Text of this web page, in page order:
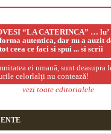
“LA CATERINCA” …
autentica, dar nu a auzit
ceea ce faci si spui ... si scrii
ei umană, sunt deasupra
celorlalţi nu contează!
vezi toate editorialele